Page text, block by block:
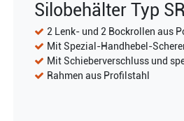
Silobehälter Typ
2 Lenk- und 2 Bockrollen aus
Mit Spezial-Handhebel-
Mit Schieberverschluss und
Rahmen aus Profilstahl